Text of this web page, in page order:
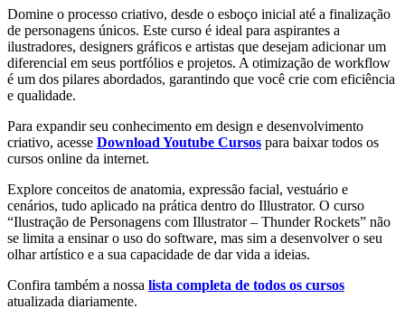
Domine o processo criativo, desde o esboço inicial até a finalização
de personagens únicos. Este curso é ideal para aspirantes a
ilustradores, designers gráficos e artistas que desejam adicionar um
diferencial em seus portfólios e projetos. A otimização de workflow
é um dos pilares abordados, garantindo que você crie com eficiência
e qualidade.
Para expandir seu conhecimento em design e desenvolvimento
criativo, acesse Download Youtube Cursos para baixar todos os
cursos online da internet.
Explore conceitos de anatomia, expressão facial, vestuário e
cenários, tudo aplicado na prática dentro do Illustrator. O curso
“Ilustração de Personagens com Illustrator – Thunder Rockets” não
se limita a ensinar o uso do software, mas sim a desenvolver o seu
olhar artístico e a sua capacidade de dar vida a ideias.
Confira também a nossa lista completa de todos os cursos
atualizada diariamente.